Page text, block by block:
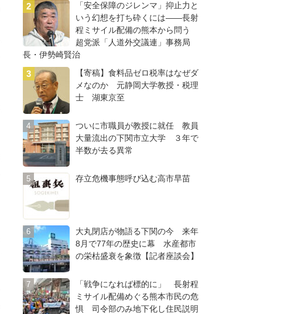
「安全保障のジレンマ」抑止力と
いう幻想を打ち砕くには――長射
程ミサイル配備の熊本から問う
超党派「人道外交議連」事務局
長・伊勢崎賢治
【寄稿】食料品ゼロ税率はなぜダ
メなのか 元静岡大学教授・税理
士 湖東京至
ついに市職員が教授に就任 教員
大量流出の下関市立大学 ３年で
半数が去る異常
存立危機事態呼び込む高市早苗
大丸閉店が物語る下関の今 来年
8月で77年の歴史に幕 水産都市
の栄枯盛衰を象徴【記者座談会】
「戦争になれば標的に」 長射程
ミサイル配備めぐる熊本市民の危
惧 司令部のみ地下化し住民説明